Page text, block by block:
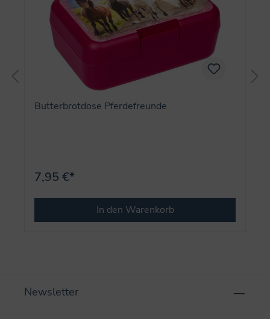
Butterbrotdose Pferdefreunde
7,95 €*
In den Warenkorb
Newsletter